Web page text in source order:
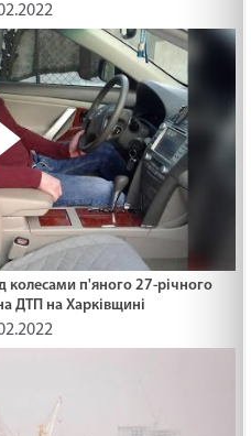
колесами п'яного 27-річного
ДТП на Харківщині